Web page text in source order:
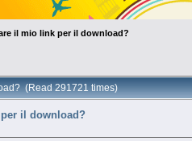
il mio link per il download?
(Read 291721 times)
il download?